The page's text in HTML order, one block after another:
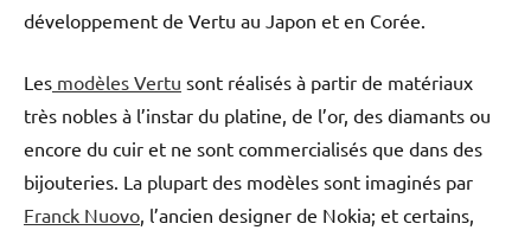
développement de Vertu au Japon et en Corée.
Les modèles Vertu sont réalisés à partir de matériaux
très nobles à l’instar du platine, de l’or, des diamants ou
encore du cuir et ne sont commercialisés que dans des
bijouteries. La plupart des modèles sont imaginés par
Franck Nuovo , l’ancien designer de Nokia; et certains,